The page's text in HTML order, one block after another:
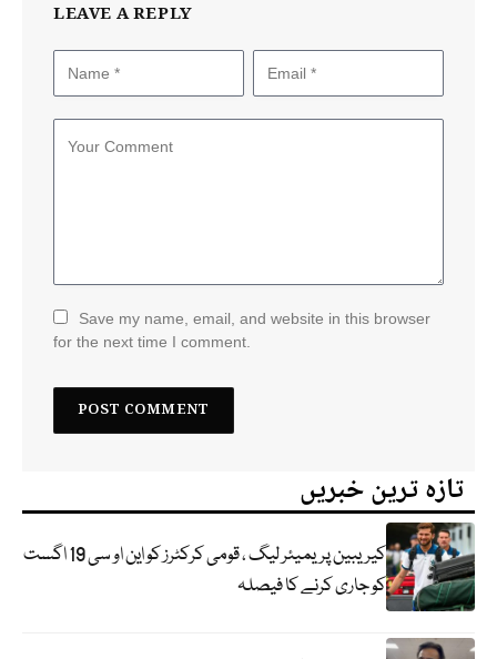
LEAVE A REPLY
Save my name, email, and website in this browser
for the next time I comment.
تازہ ترین خبریں
کیریبین پریمیئر لیگ ، قومی کرکٹرز کو این او سی 19 اگست
کو جاری کرنے کا فیصلہ